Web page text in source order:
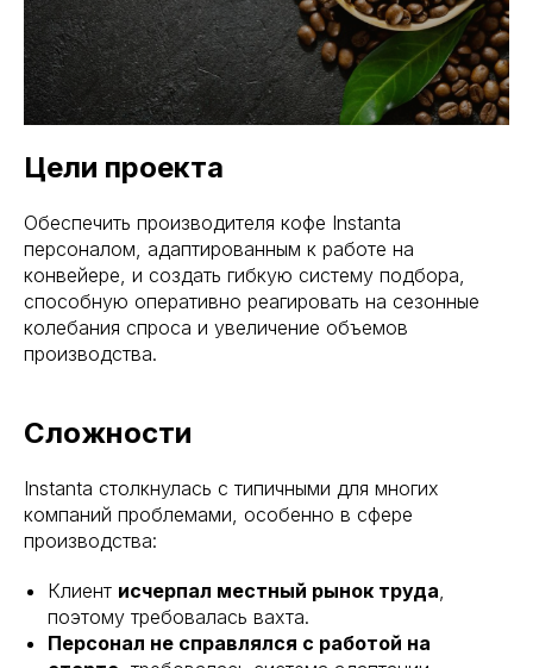
Цели проекта
Обеспечить производителя кофе Instanta
персоналом, адаптированным к работе на
конвейере, и создать гибкую систему подбора,
способную оперативно реагировать на сезонные
колебания спроса и увеличение объемов
производства.
Сложности
Instanta столкнулась с типичными для многих
компаний проблемами, особенно в сфере
производства:
Клиент исчерпал местный рынок труда
поэтому требовалась вахта.
Персонал не справлялся с работой на